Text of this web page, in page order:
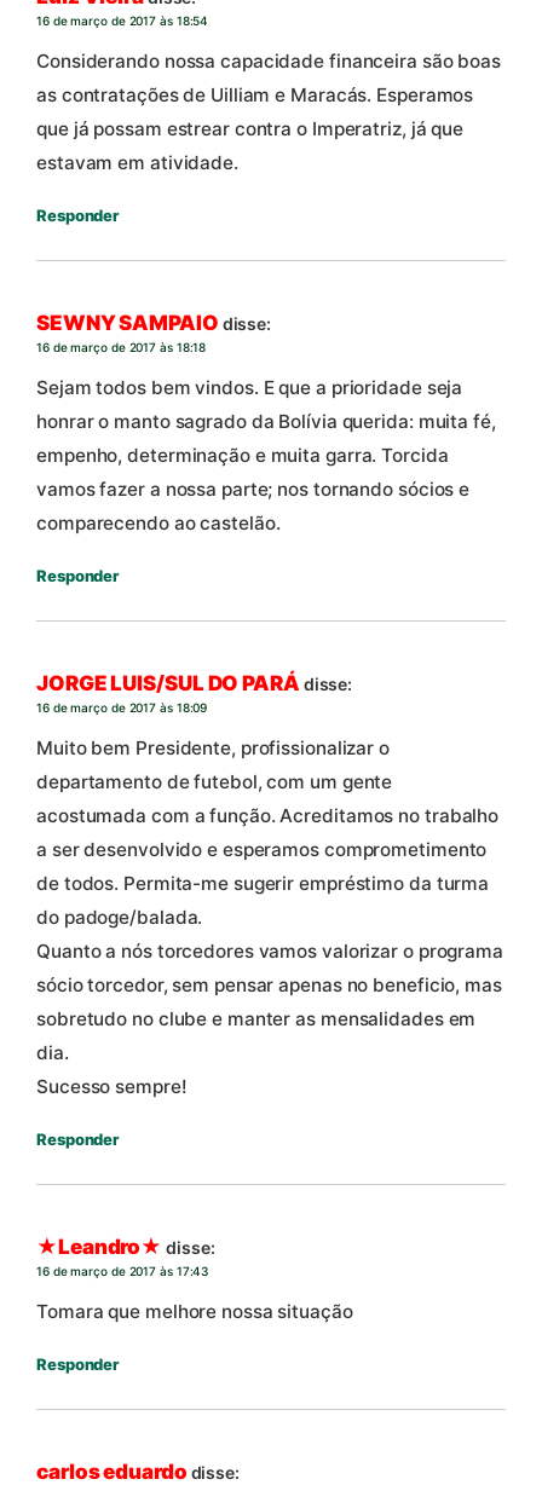
16 de março de 2017 às 18:54
Considerando nossa capacidade financeira são boas
as contratações de Uilliam e Maracás. Esperamos
que já possam estrear contra o Imperatriz, já que
estavam em atividade.
Responder
SEWNY SAMPAIO disse:
16 de março de 2017 às 18:18
Sejam todos bem vindos. E que a prioridade seja
honrar o manto sagrado da Bolívia querida: muita fé,
empenho, determinação e muita garra. Torcida
vamos fazer a nossa parte; nos tornando sócios e
comparecendo ao castelão.
Responder
JORGE LUIS/SUL DO PARÁ disse:
16 de março de 2017 às 18:09
Muito bem Presidente, profissionalizar o
departamento de futebol, com um gente
acostumada com a função. Acreditamos no trabalho
a ser desenvolvido e esperamos comprometimento
de todos. Permita-me sugerir empréstimo da turma
do padoge/balada.
Quanto a nós torcedores vamos valorizar o programa
sócio torcedor, sem pensar apenas no beneficio, mas
sobretudo no clube e manter as mensalidades em
dia.
Sucesso sempre!
Responder
★Leandro★ disse:
16 de março de 2017 às 17:43
Tomara que melhore nossa situação
Responder
carlos eduardo disse: